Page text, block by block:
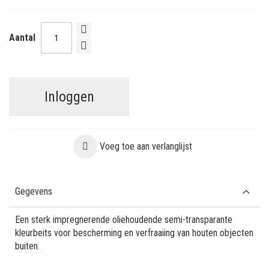
Aantal
Inloggen
Voeg toe aan verlanglijst
Gegevens
Een sterk impregnerende oliehoudende semi-transparante
kleurbeits voor bescherming en verfraaiing van houten objecten
buiten.